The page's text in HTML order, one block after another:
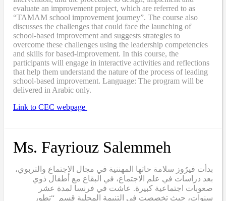
evaluate an improvement project, which are referred to as
“TAMAM school improvement journey”. The course also
discusses the challenges that could face the launching of
school-based improvement and suggests strategies to
overcome these challenges using the leadership competencies
and skills for based-improvement. In this course, the
participants will engage in interactive activities and reflections
that help them understand the nature of the process of leading
school-based improvement. Language: The program will be
delivered in Arabic only.
Link to CEC webpage
Ms. Fayriouz Salemmeh
بدأت فيرٌوز سلامة حاتها المهننية في مجال الاجتماع والتربوي،
بعد دراسات في علم الاجتماع، في البقاع مع أطفال ذوي
صعوبات اجتماعية كبيرة. عاشت في فرنسا لمدة عشر
سنوات، حيث تخصصت في التنيمة المحلية قسم “تطور